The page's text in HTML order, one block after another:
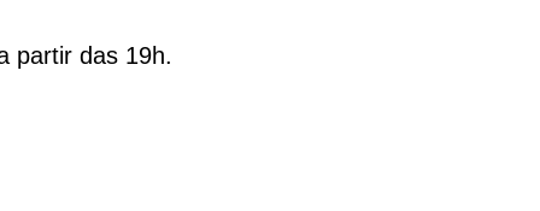
partir das 19h.